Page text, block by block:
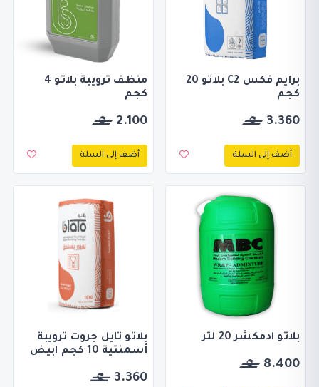
برايم فكس C2 بلاتو 20
كجم
3.360
أضف إلى السلة
منظف ترويبة بلاتو 4
كجم
2.100
أضف إلى السلة
بلاتو ادمكشر 20 لتر
8.400
بلاتو تايل جروت ترويبة
أسمنتية 10 كجم ابيض
3.360